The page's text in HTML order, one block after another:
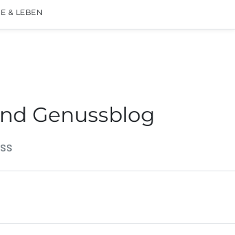
& LEBEN
Genussblog